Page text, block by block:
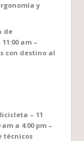
y
de
am –
con destino al
– 11
a 4:00 pm –
técnicos